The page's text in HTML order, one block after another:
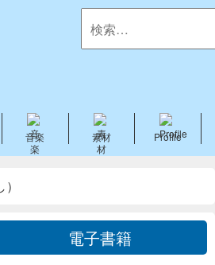
音楽 素材 Profile
電子書籍